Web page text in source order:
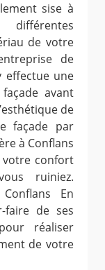
sise à
de votre
de
effectue une
avant
de
façade par
à Conflans
votre confort
ruiniez.
En
faire de ses
réaliser
de votre